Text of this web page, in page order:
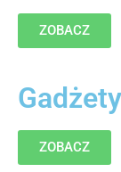
ZOBACZ
ZOBACZ